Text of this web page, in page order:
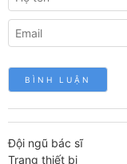
Đội ngũ bác sĩ
Trang thiết bị